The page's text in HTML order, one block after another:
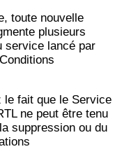
toute nouvelle
plusieurs
service lancé par
le fait que le Service
ne peut être tenu
suppression ou du